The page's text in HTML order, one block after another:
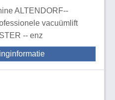
ALTENDORF--
vacuümlift
-- enz